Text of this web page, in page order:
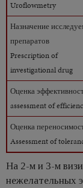
Uroflowmetry
Назначение
препаратов
Prescription of
investigational drug
Оценка
assessment of
Оценка
Assessment of
На 2-м и 3-м
нежелательных